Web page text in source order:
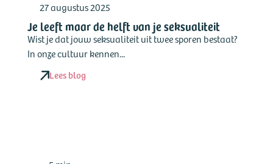
27 augustus 2025
Je leeft maar de helft van je seksualiteit
Wist je dat jouw seksualiteit uit twee sporen bestaat?
In onze cultuur kennen...
Lees blog